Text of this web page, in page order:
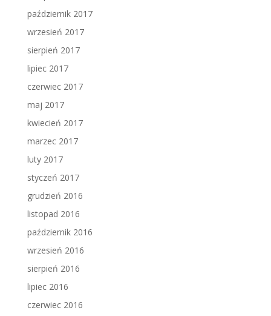
październik 2017
wrzesień 2017
sierpień 2017
lipiec 2017
czerwiec 2017
maj 2017
kwiecień 2017
marzec 2017
luty 2017
styczeń 2017
grudzień 2016
listopad 2016
październik 2016
wrzesień 2016
sierpień 2016
lipiec 2016
czerwiec 2016